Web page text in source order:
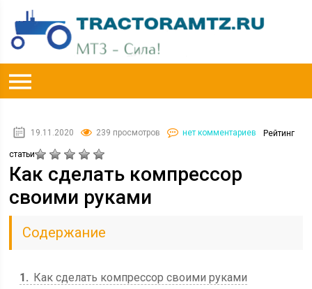
19.11.2020 239 просмотров нет комментариев Рейтинг
статьи
Как сделать компрессор
своими руками
Содержание
1
Как сделать компрессор своими руками